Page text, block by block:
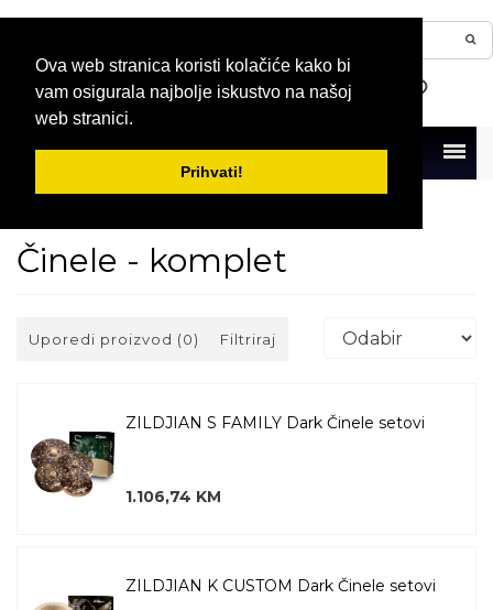
Ova web stranica koristi kolačiće kako bi
vam osigurala najbolje iskustvo na našoj
web stranici.
Prihvati!
Menu
Činele - komplet
Uporedi proizvod (0) Filtriraj
ZILDJIAN S FAMILY Dark Činele setovi
1.106,74 KM
ZILDJIAN K CUSTOM Dark Činele setovi